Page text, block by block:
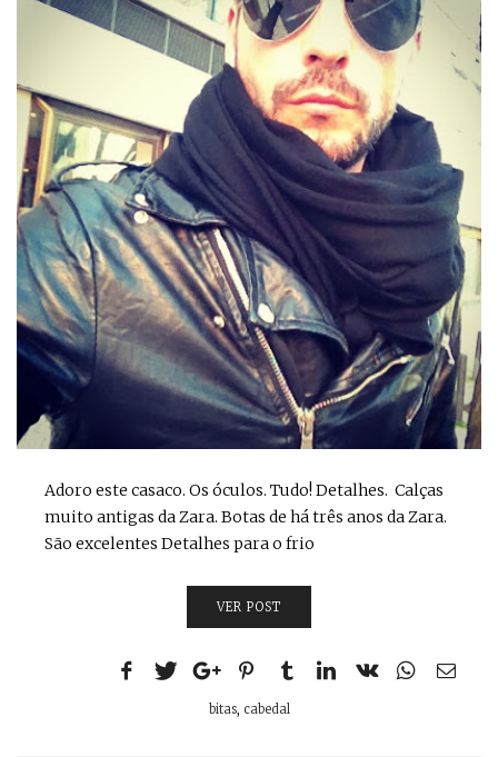
Adoro este casaco. Os óculos. Tudo! Detalhes. Calças
muito antigas da Zara. Botas de há três anos da Zara.
São excelentes Detalhes para o frio
VER POST
bitas, cabedal